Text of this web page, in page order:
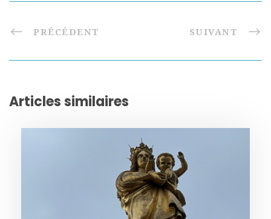
PRÉCÉDENT SUIVANT
Articles similaires